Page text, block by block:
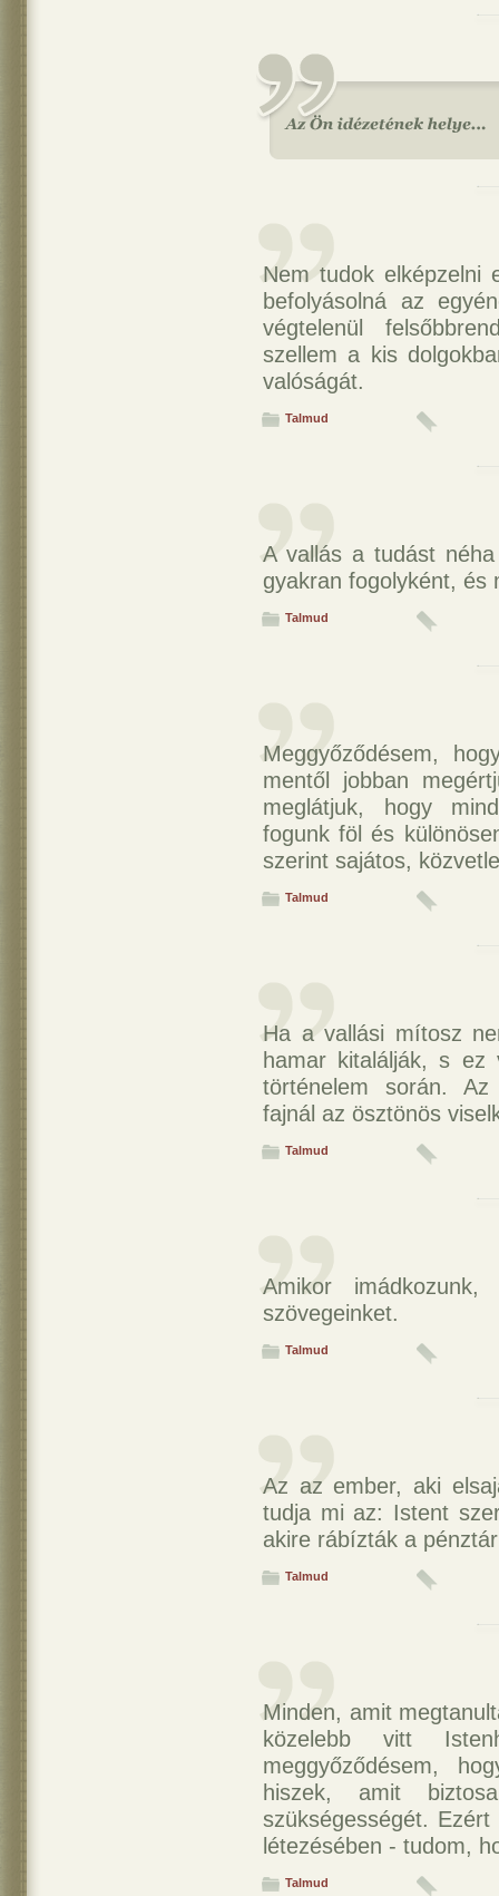
Nem tudok elképzelni
befolyásolná az
végtelenül
szellem a kis
valóságát.
Talmud
A vallás a tudást
gyakran fogolyként, és
Talmud
Meggyőződésem,
mentől jobban
meglátjuk, hogy
fogunk föl és
szerint sajátos,
Talmud
Ha a vallási mítosz
hamar kitalálják, s
történelem során. Az
fajnál az ösztönös
Talmud
Amikor
szövegeinket.
Talmud
Az az ember, aki
tudja mi az: Istent
akire rábízták a
Talmud
Minden, amit
közelebb vitt
meggyőződésem,
hiszek, amit
szükségességét.
létezésében - tudom,
Talmud